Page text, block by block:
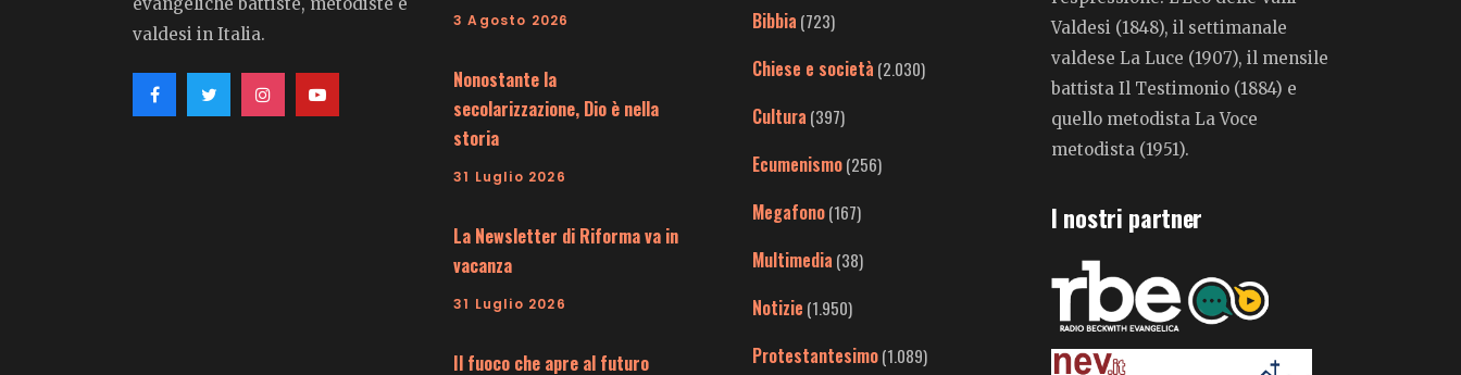
valdesi in Italia.
3 Agosto 2026
Nonostante la
secolarizzazione, Dio è nella
storia
31 Luglio 2026
La Newsletter di Riforma va in
vacanza
31 Luglio 2026
Il fuoco che apre al futuro
Bibbia (723)
Chiese e società (2.030)
Cultura (397)
Ecumenismo(256)
Megafono(167)
Multimedia (38)
Notizie (1.950)
Protestantesimo(1.089)
Valdesi (1848), il settimanale
valdese La Luce (1907), il mensile
battista Il Testimonio (1884) e
quello metodista La Voce
metodista (1951).
I nostri partner